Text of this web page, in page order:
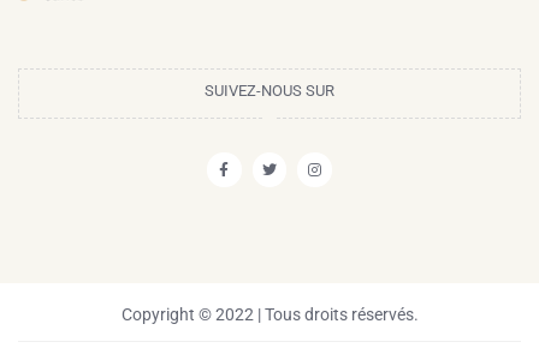
SUIVEZ-NOUS SUR
Copyright © 2022 | Tous droits réservés.